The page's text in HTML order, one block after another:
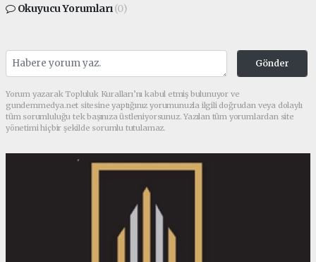
Okuyucu Yorumları(0)
Gönder
Yorum yazarak Topluluk Kuralları’nı kabul etmiş bulunuyor ve
gundemmedya.net sitesine yaptığınız yorumunuzla ilgili doğrudan veya dolaylı
tüm sorumluluğu tek başınıza üstleniyorsunuz. Yazılan tüm yorumlardan site
yönetimi hiçbir şekilde sorumlu tutulamaz.